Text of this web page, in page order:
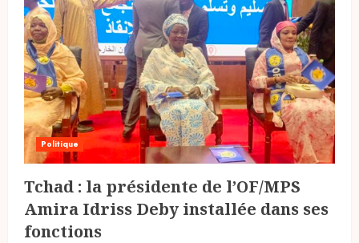
Politique
Tchad : la présidente de l’OF/MPS
Amira Idriss Deby installée dans ses
fonctions